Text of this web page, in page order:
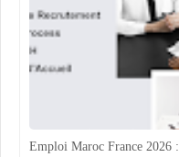
Emploi Maroc France 2026 :